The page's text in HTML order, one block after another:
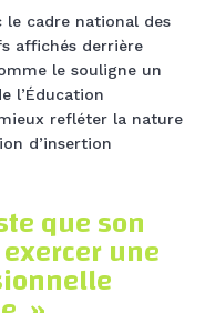
le cadre national des
affichés derrière
le souligne un
l’Éducation
refléter la nature
d’insertion
que son
une